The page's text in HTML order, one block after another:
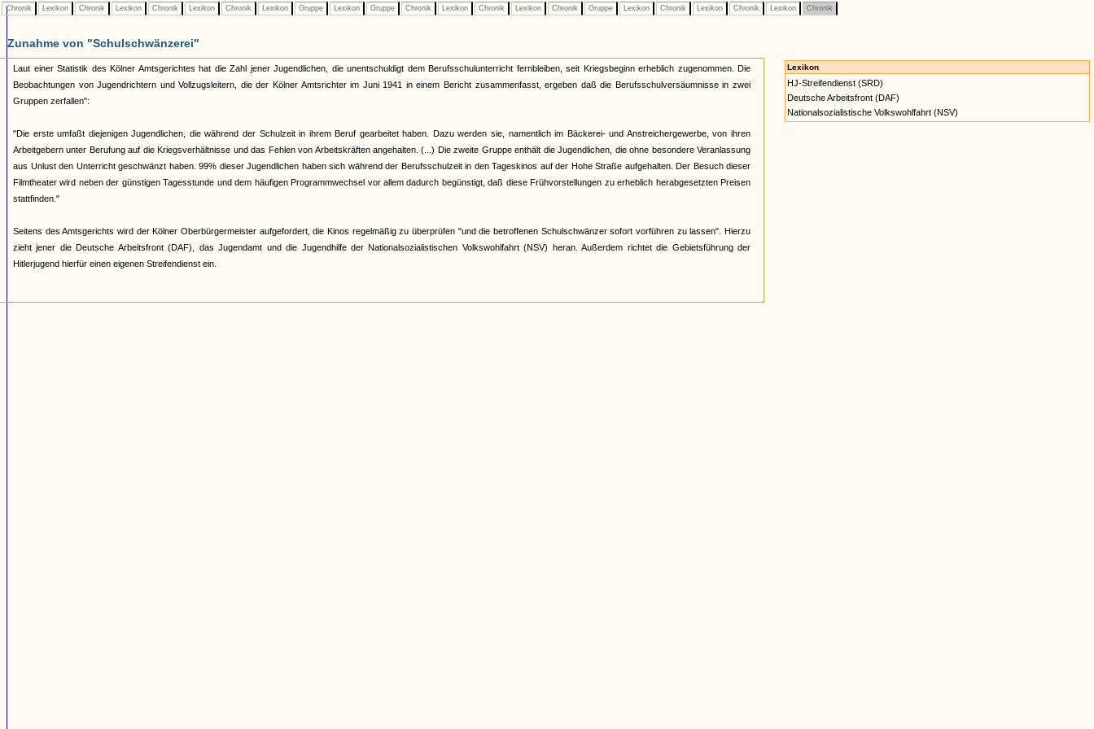
Chronik Lexikon Chronik Lexikon Chronik Lexikon Chronik Lexikon Gruppe Lexikon Gruppe Chronik Lexikon Chronik Lexikon Chronik Gruppe Lexikon Chronik Lexikon Chronik Lexikon Chronik
Zunahme von "Schulschwänzerei"
Laut einer Statistik des Kölner Amtsgerichtes hat die Zahl jener Jugendlichen, die unentschuldigt dem Berufsschulunterricht fernbleiben, seit Kriegsbeginn erheblich zugenommen. Die
Beobachtungen von Jugendrichtern und Vollzugsleitern, die der Kölner Amtsrichter im Juni 1941 in einem Bericht zusammenfasst, ergeben daß die Berufsschulversäumnisse in zwei
Gruppen zerfallen":
"Die erste umfaßt diejenigen Jugendlichen, die während der Schulzeit in ihrem Beruf gearbeitet haben. Dazu werden sie, namentlich im Bäckerei- und Anstreichergewerbe, von ihren
Arbeitgebern unter Berufung auf die Kriegsverhältnisse und das Fehlen von Arbeitskräften angehalten. (...) Die zweite Gruppe enthält die Jugendlichen, die ohne besondere Veranlassung
aus Unlust den Unterricht geschwänzt haben. 99% dieser Jugendlichen haben sich während der Berufsschulzeit in den Tageskinos auf der Hohe Straße aufgehalten. Der Besuch dieser
Filmtheater wird neben der günstigen Tagesstunde und dem häufigen Programmwechsel vor allem dadurch begünstigt, daß diese Frühvorstellungen zu erheblich herabgesetzten Preisen
stattfinden."
Seitens des Amtsgerichts wird der Kölner Oberbürgermeister aufgefordert, die Kinos regelmäßig zu überprüfen "und die betroffenen Schulschwänzer sofort vorführen zu lassen". Hierzu
zieht jener die Deutsche Arbeitsfront (DAF), das Jugendamt und die Jugendhilfe der Nationalsozialistischen Volkswohlfahrt (NSV) heran. Außerdem richtet die Gebietsführung der
Hitlerjugend hierfür einen eigenen Streifendienst ein.
Lexikon
HJ-Streifendienst (SRD)
Deutsche Arbeitsfront (DAF)
Nationalsozialistische Volkswohlfahrt (NSV)